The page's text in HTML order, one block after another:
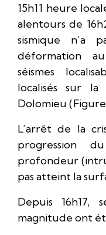
15h11 heure
alentours de
sismique n’a
déformation
séismes
localisés sur
Dolomieu (Figure
L’arrêt de la
progression
profondeur
pas atteint la
Depuis 16h17,
magnitude ont